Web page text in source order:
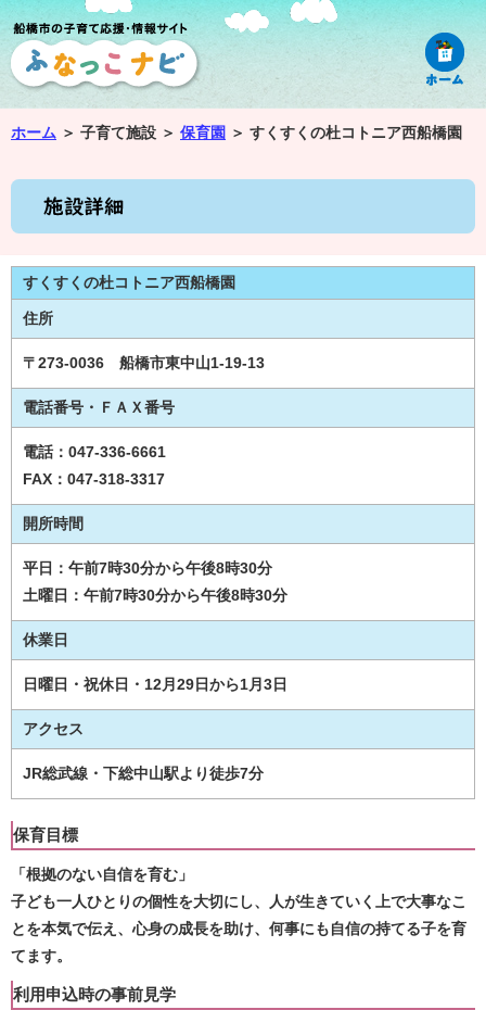
ホーム ＞ 子育て施設 ＞ 保育園 ＞ すくすくの杜コトニア西船橋園
すくすくの杜コトニア西船橋園
住所
〒273-0036 船橋市東中山1-19-13
電話番号・ＦＡＸ番号
電話：047-336-6661
FAX：047-318-3317
開所時間
平日：午前7時30分から午後8時30分
土曜日：午前7時30分から午後8時30分
休業日
日曜日・祝休日・12月29日から1月3日
アクセス
JR総武線・下総中山駅より徒歩7分
保育目標
「根拠のない自信を育む」
子ども一人ひとりの個性を大切にし、人が生きていく上で大事なこ
とを本気で伝え、心身の成長を助け、何事にも自信の持てる子を育
てます。
利用申込時の事前見学